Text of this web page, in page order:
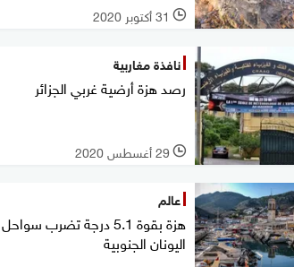
l 31 أكتوبر 2020
نافذة مغاربية
رصد هزة أرضية غربي الجزائر
l 29 أغسطس 2020
عالم
هزة بقوة 5.1 درجة تضرب سواحل
اليونان الجنوبية